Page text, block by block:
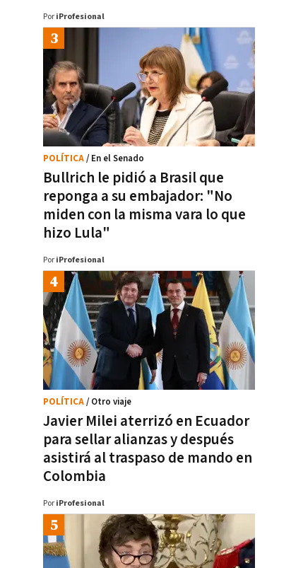
Por iProfesional
Bullrich le pidió a Brasil que
reponga a su embajador: "No
miden con la misma vara lo que
hizo Lula"
POLÍTICA/ En el Senado
Por iProfesional
Javier Milei aterrizó en Ecuador
para sellar alianzas y después
asistirá al traspaso de mando en
Colombia
POLÍTICA/ Otro viaje
Por iProfesional